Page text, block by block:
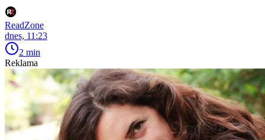
ReadZone
dnes, 11:23
2 min
Reklama